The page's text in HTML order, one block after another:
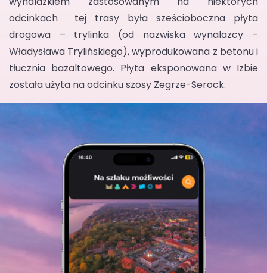
odcinkach tej trasy była sześcioboczna płyta
drogowa – trylinka (od nazwiska wynalazcy –
Władysława Trylińskiego), wyprodukowana z betonu i
tłucznia bazaltowego. Płyta eksponowana w Izbie
została użyta na odcinku szosy Zegrze-Serock.